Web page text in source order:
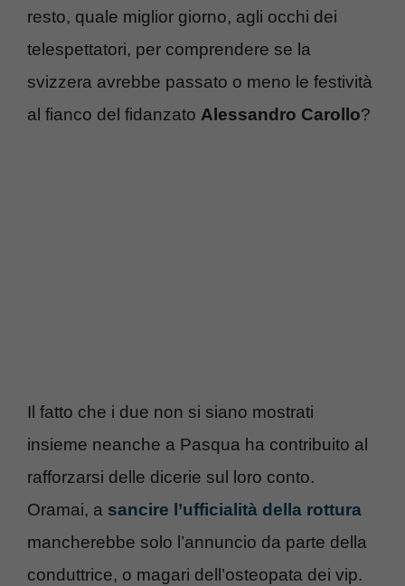
resto, quale miglior giorno, agli occhi dei
telespettatori, per comprendere se la
svizzera avrebbe passato o meno le festività
al fianco del fidanzato Alessandro Carollo?
Il fatto che i due non si siano mostrati
insieme neanche a Pasqua ha contribuito al
rafforzarsi delle dicerie sul loro conto.
Oramai, a sancire l’ufficialità della rottura
mancherebbe solo l’annuncio da parte della
conduttrice, o magari dell’osteopata dei vip.